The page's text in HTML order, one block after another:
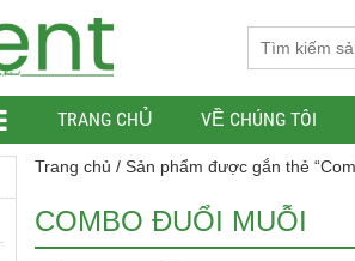
TRANG CHỦ VỀ CHÚNG TÔI
Trang chủ / Sản phẩm được gắn thẻ
COMBO ĐUỔI MUỖI